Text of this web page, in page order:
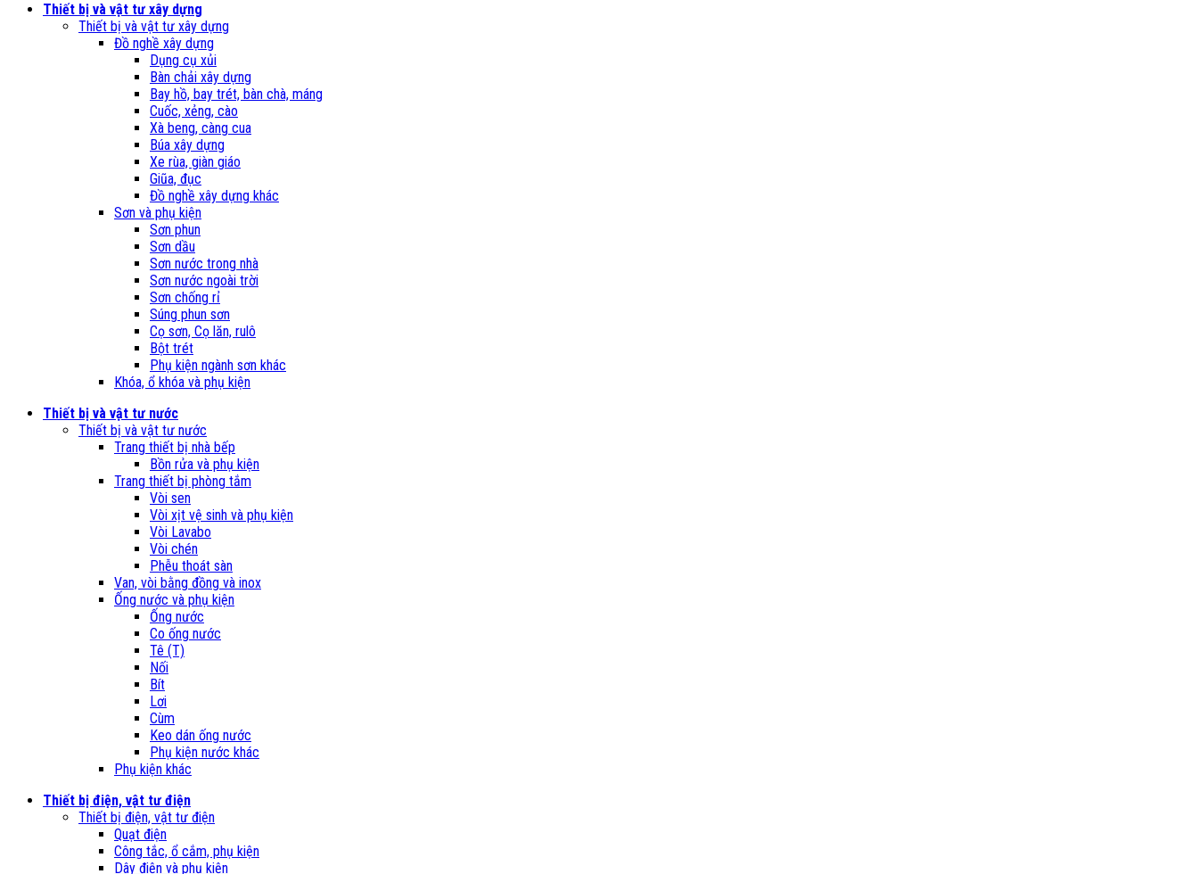
Thiết bị và vật tư xây dựng
Thiết bị và vật tư xây dựng
Đồ nghề xây dựng
Dụng cụ xủi
Bàn chải xây dựng
Bay hồ, bay trét, bàn chà, máng
Cuốc, xẻng, cào
Xà beng, càng cua
Búa xây dựng
Xe rùa, giàn giáo
Giũa, đục
Đồ nghề xây dựng khác
Sơn và phụ kiện
Sơn phun
Sơn dầu
Sơn nước trong nhà
Sơn nước ngoài trời
Sơn chống rỉ
Súng phun sơn
Cọ sơn, Cọ lăn, rulô
Bột trét
Phụ kiện ngành sơn khác
Khóa, ổ khóa và phụ kiện
Thiết bị và vật tư nước
Thiết bị và vật tư nước
Trang thiết bị nhà bếp
Bồn rửa và phụ kiện
Trang thiết bị phòng tắm
Vòi sen
Vòi xịt vệ sinh và phụ kiện
Vòi Lavabo
Vòi chén
Phễu thoát sàn
Van, vòi bằng đồng và inox
Ống nước và phụ kiện
Ống nước
Co ống nước
Tê (T)
Nối
Bít
Lơi
Cùm
Keo dán ống nước
Phụ kiện nước khác
Phụ kiện khác
Thiết bị điện, vật tư điện
Thiết bị điện, vật tư điện
Quạt điện
Công tắc, ổ cắm, phụ kiện
Dây điện và phụ kiện